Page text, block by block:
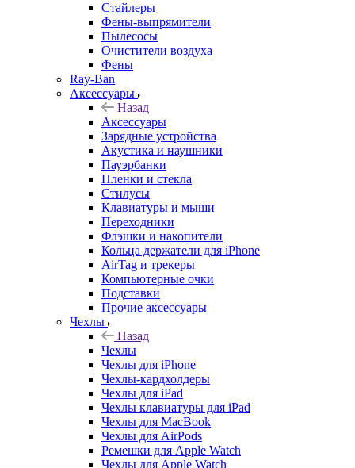
Стайлеры
Фены-выпрямители
Пылесосы
Очистители воздуха
Фены
Ray-Ban
Аксессуары
Назад
Аксессуары
Зарядные устройства
Акустика и наушники
Пауэрбанки
Пленки и стекла
Стилусы
Клавиатуры и мыши
Переходники
Флэшки и накопители
Кольца держатели для iPhone
AirTag и трекеры
Компьютерные очки
Подставки
Прочие аксессуары
Чехлы
Назад
Чехлы
Чехлы для iPhone
Чехлы-кардхолдеры
Чехлы для iPad
Чехлы клавиатуры для iPad
Чехлы для MacBook
Чехлы для AirPods
Ремешки для Apple Watch
Чехлы для Apple Watch